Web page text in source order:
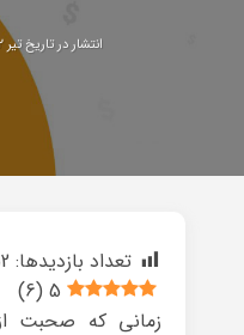
انتشار در تاریختیر ۲, ۱۴۰۲
تعداد بازدیدها:
5
(
6
)
زمانی که صحبت